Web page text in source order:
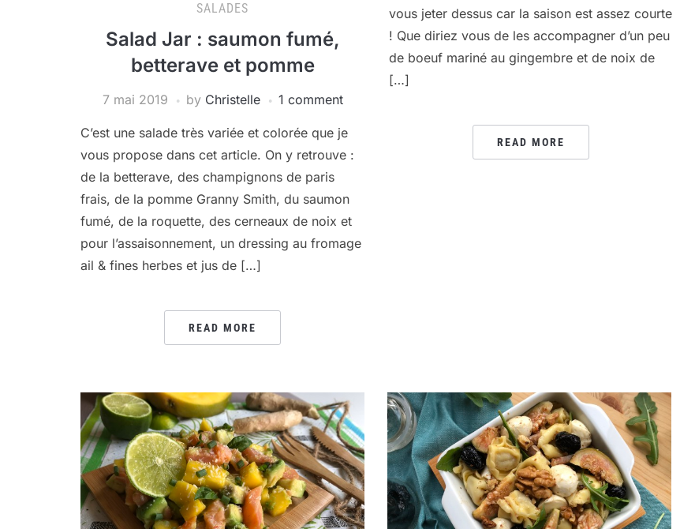
SALADES
Salad Jar : saumon fumé,
betterave et pomme
7 mai 2019 by Christelle 1 comment
C’est une salade très variée et colorée que je
vous propose dans cet article. On y retrouve :
de la betterave, des champignons de paris
frais, de la pomme Granny Smith, du saumon
fumé, de la roquette, des cerneaux de noix et
pour l’assaisonnement, un dressing au fromage
ail & fines herbes et jus de […]
READ MORE
vous jeter dessus car la saison est assez courte
! Que diriez vous de les accompagner d’un peu
de boeuf mariné au gingembre et de noix de
[…]
READ MORE